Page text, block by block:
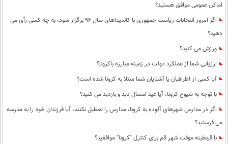
اماکن عمومی موافق هستید؟
اگر امروز انتخابات ریاست جمهوری با کاندیداهای سال 96 برگزار شود، به چه کسی رأی می
دهید؟
ورزش می کنید؟
ارزیابی شما از عملکرد دولت در زمینه مبارزه باکرونا؟
آیا کسی از اطرافیان یا آشنایان شما مبتلا به کرونا شده است؟
با توجه به شیوع کرونا، آیا عید امسال دید و بازدید می کنید؟
اگر در مدارس شهرهای آلوده به کرونا، مدارس را تعطیل نکنند، آیا فرزندان خود را به مدرسه
می فرستید؟
با قرنطینه موقت شهر قم برای کنترل "کرونا" موافقید؟